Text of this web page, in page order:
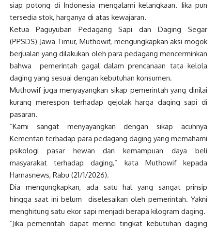
siap potong di Indonesia mengalami kelangkaan. Jika pun
tersedia stok, harganya di atas kewajaran.
Ketua Paguyuban Pedagang Sapi dan Daging Segar
(PPSDS) Jawa Timur, Muthowif, mengungkapkan aksi mogok
berjualan yang dilakukan oleh para pedagang mencerminkan
bahwa pemerintah gagal dalam prencanaan tata kelola
daging yang sesuai dengan kebutuhan konsumen.
Muthowif juga menyayangkan sikap pemerintah yang dinilai
kurang merespon terhadap gejolak harga daging sapi di
pasaran.
“Kami sangat menyayangkan dengan sikap acuhnya
Kementan terhadap para pedagang daging yang memahami
psikologi pasar hewan dan kemampuan daya beli
masyarakat terhadap daging,” kata Muthowif kepada
Harnasnews, Rabu (21/1/2026).
Dia mengungkapkan, ada satu hal yang sangat prinsip
hingga saat ini belum diselesaikan oleh pemerintah. Yakni
menghitung satu ekor sapi menjadi berapa kilogram daging.
“Jika pemerintah dapat merinci tingkat kebutuhan daging